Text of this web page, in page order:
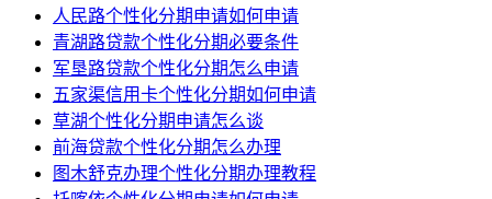
人民路个性化分期申请如何申请
青湖路贷款个性化分期必要条件
军垦路贷款个性化分期怎么申请
五家渠信用卡个性化分期如何申请
草湖个性化分期申请怎么谈
前海贷款个性化分期怎么办理
图木舒克办理个性化分期办理教程